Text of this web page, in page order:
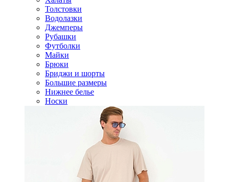
Толстовки
Водолазки
Джемперы
Рубашки
Футболки
Майки
Брюки
Бриджи и шорты
Большие размеры
Нижнее белье
Носки